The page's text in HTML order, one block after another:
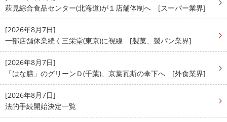
萩見綜合食品センター(北海道)が１店舗体制へ [スーパー業界]
[2026年8月7日]
一部店舗休業続く三栄堂(東京)に視線 [製菓、製パン業界]
[2026年8月7日]
「はな膳」のグリーンＤ(千葉)、京葉瓦斯の傘下へ [外食業界]
[2026年8月7日]
法的手続開始決定一覧